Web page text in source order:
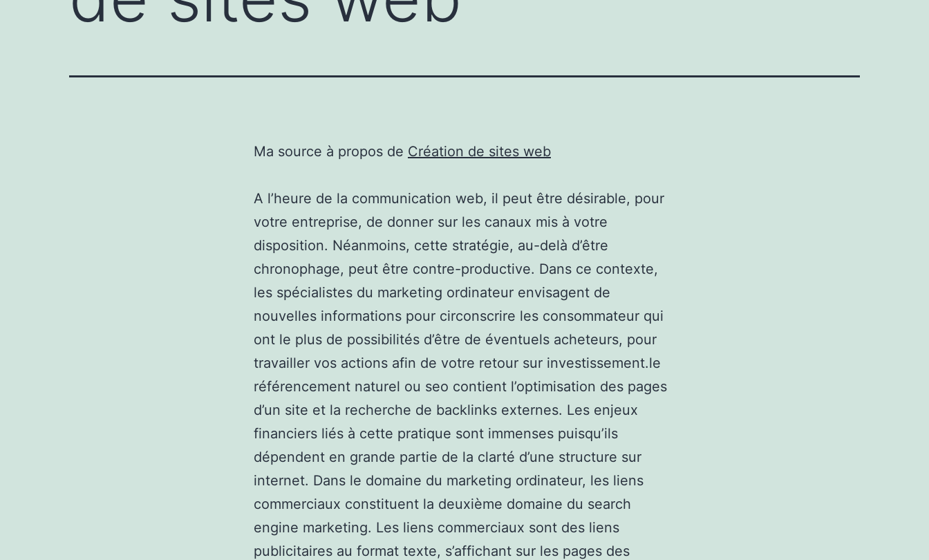
Ma source à propos de Création de sites web
A l’heure de la communication web, il peut être désirable, pour
votre entreprise, de donner sur les canaux mis à votre
disposition. Néanmoins, cette stratégie, au-delà d’être
chronophage, peut être contre-productive. Dans ce contexte,
les spécialistes du marketing ordinateur envisagent de
nouvelles informations pour circonscrire les consommateur qui
ont le plus de possibilités d’être de éventuels acheteurs, pour
travailler vos actions afin de votre retour sur investissement.le
référencement naturel ou seo contient l’optimisation des pages
d’un site et la recherche de backlinks externes. Les enjeux
financiers liés à cette pratique sont immenses puisqu’ils
dépendent en grande partie de la clarté d’une structure sur
internet. Dans le domaine du marketing ordinateur, les liens
commerciaux constituent la deuxième domaine du search
engine marketing. Les liens commerciaux sont des liens
publicitaires au format texte, s’affichant sur les pages des